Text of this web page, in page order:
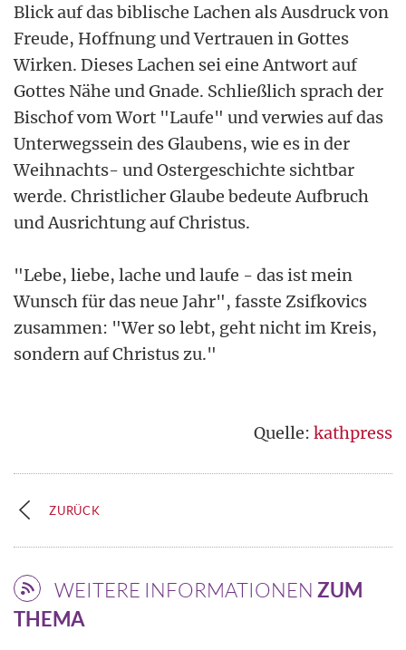
Blick auf das biblische Lachen als Ausdruck von
Freude, Hoffnung und Vertrauen in Gottes
Wirken. Dieses Lachen sei eine Antwort auf
Gottes Nähe und Gnade. Schließlich sprach der
Bischof vom Wort "Laufe" und verwies auf das
Unterwegssein des Glaubens, wie es in der
Weihnachts- und Ostergeschichte sichtbar
werde. Christlicher Glaube bedeute Aufbruch
und Ausrichtung auf Christus.
"Lebe, liebe, lache und laufe - das ist mein
Wunsch für das neue Jahr", fasste Zsifkovics
zusammen: "Wer so lebt, geht nicht im Kreis,
sondern auf Christus zu."
Quelle: kathpress
ZURÜCK
WEITERE INFORMATIONEN ZUM
THEMA